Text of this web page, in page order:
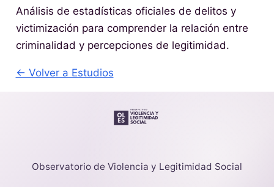
Análisis de estadísticas oficiales de delitos y
victimización para comprender la relación entre
criminalidad y percepciones de legitimidad.
← Volver a Estudios
Observatorio de Violencia y Legitimidad Social